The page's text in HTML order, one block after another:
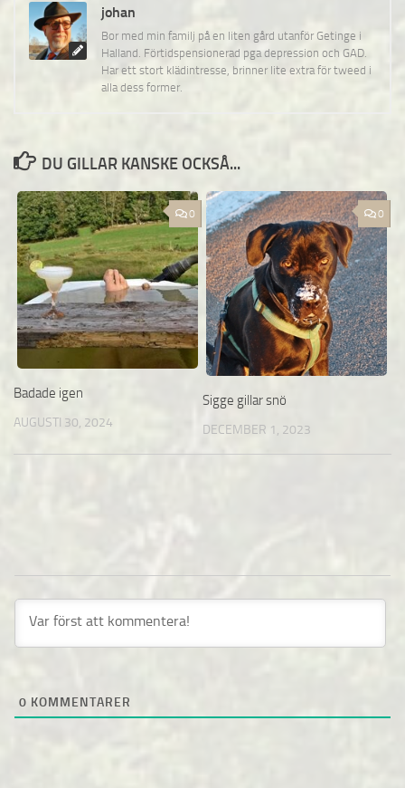
johan
Bor med min familj på en liten gård utanför Getinge i
Halland. Förtidspensionerad pga depression och GAD.
Har ett stort klädintresse, brinner lite extra för tweed i
alla dess former.
DU GILLAR KANSKE OCKSÅ...
0
Badade igen
AUGUSTI 30, 2024
0
Sigge gillar snö
DECEMBER 1, 2023
0 KOMMENTARER